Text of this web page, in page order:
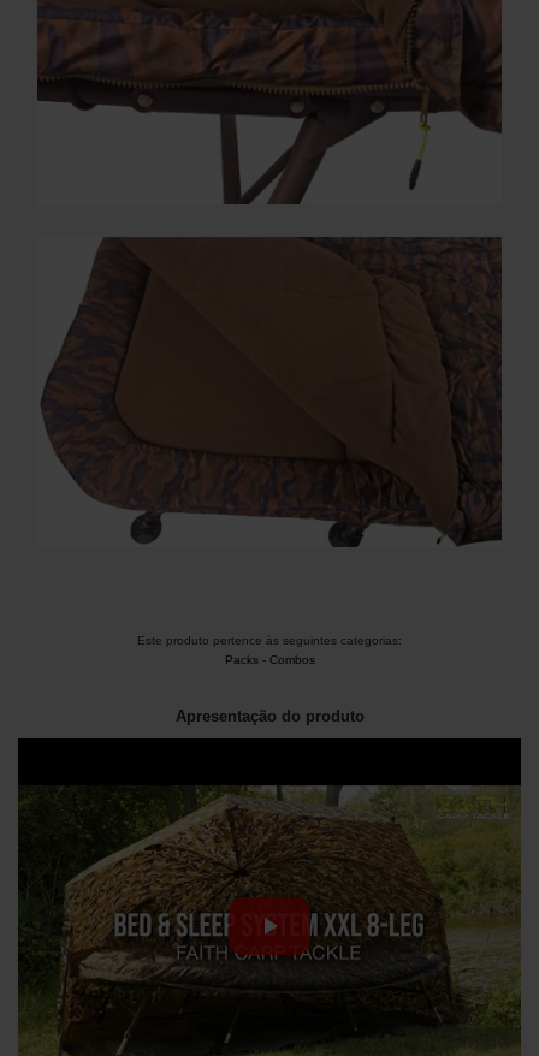
Este produto pertence às seguintes categorias:
Packs- Combos
Apresentação do produto